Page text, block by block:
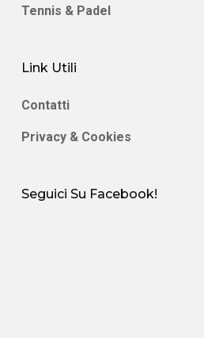
Tennis & Padel
Link Utili
Contatti
Privacy & Cookies
Seguici Su Facebook!